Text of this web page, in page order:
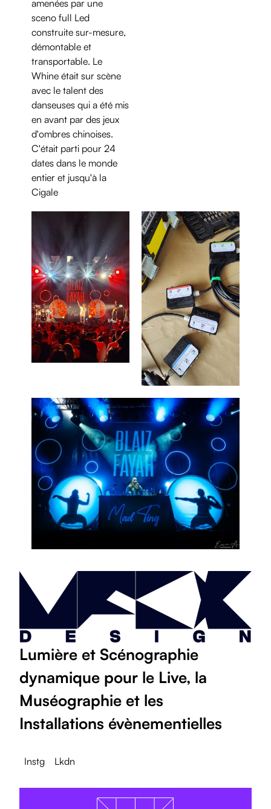
amenées par une
sceno full Led
construite sur-mesure,
démontable et
transportable. Le
Whine était sur scène
avec le talent des
danseuses qui a été mis
en avant par des jeux
d'ombres chinoises.
C'était parti pour 24
dates dans le monde
entier et jusqu'à la
Cigale
Lumière et Scénographie
dynamique pour le Live, la
Muséographie et les
Installations évènementielles
Instg Lkdn